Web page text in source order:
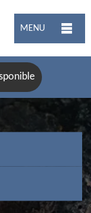
MENU